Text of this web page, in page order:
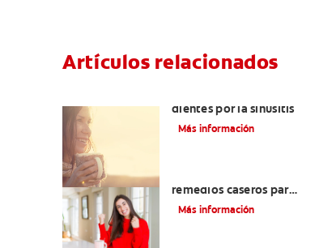
Artículos relacionados
dientes por la sinusitis
Más información
remedios caseros para
aliviar el dolor de
Más información